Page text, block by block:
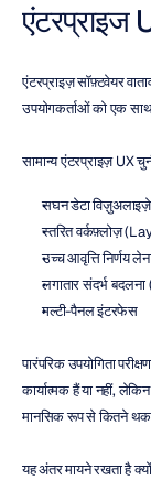
एंटरप्राइज
एंटरप्राइज़ सॉफ़्टवेयर
उपयोगकर्ताओं को एक साथ
सामान्य एंटरप्राइज़ UX
सघन डेटा
स्तरित वर्कफ़्लोज़
उच्च आवृत्ति निर्णय
लगातार संदर्भ
मल्टी-पैनल इंटरफेस
पारंपरिक उपयोगिता
कार्यात्मक हैं या नहीं,
मानसिक रूप से कितने
यह अंतर मायने रखता है